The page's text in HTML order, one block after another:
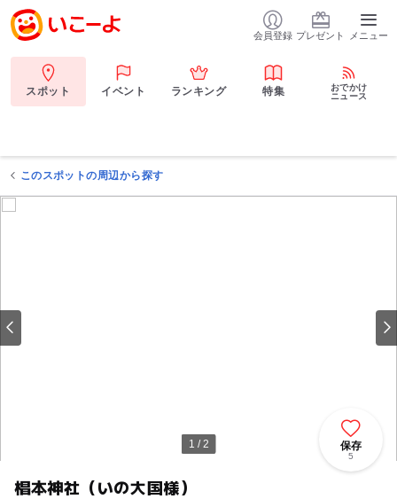
会員登録 プレゼント メニュー
スポット イベント ランキング 特集
おでかけ
ニュース
このスポットの周辺から探す
1 / 2
椙本神社（いの大国様）
保存
5